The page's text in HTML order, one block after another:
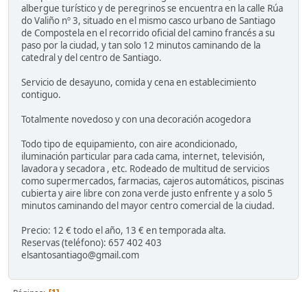
albergue turístico y de peregrinos se encuentra en la calle Rúa
do Valiño nº 3, situado en el mismo casco urbano de Santiago
de Compostela en el recorrido oficial del camino francés a su
paso por la ciudad, y tan solo 12 minutos caminando de la
catedral y del centro de Santiago.
Servicio de desayuno, comida y cena en establecimiento
contiguo.
Totalmente novedoso y con una decoración acogedora
Todo tipo de equipamiento, con aire acondicionado,
iluminación particular para cada cama, internet, televisión,
lavadora y secadora , etc. Rodeado de multitud de servicios
como supermercados, farmacias, cajeros automáticos, piscinas
cubierta y aire libre con zona verde justo enfrente y a solo 5
minutos caminando del mayor centro comercial de la ciudad.
Precio: 12 € todo el año, 13 € en temporada alta.
Reservas (teléfono): 657 402 403
elsantosantiago@gmail.com